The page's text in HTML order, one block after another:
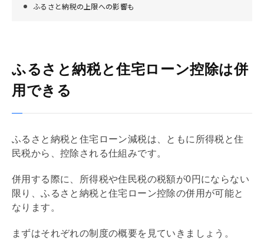
ふるさと納税の上限への影響も
ふるさと納税と住宅ローン控除は併
用できる
ふるさと納税と 住宅ローン減税は、ともに所得税と住
民税から、控除される仕組みです。
併用する際に、所得税や住民税の税額が0円にならない
限り、ふるさと納税と住宅ローン控除の併用が可能と
なります。
まずはそれぞれの制度の概要を見ていきましょう。